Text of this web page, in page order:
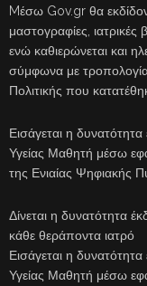
Mέσω Gov.gr θα
μαστογραφίες, ιατρικές
ενώ καθιερώνεται και
σύμφωνα με
Πολιτικής που
Εισάγεται η
Υγείας Μαθητή μέσω
της Ενιαίας Ψηφιακής
Δίνεται η δυνατότητα
κάθε θεράποντα ιατρό
Εισάγεται η
Υγείας Μαθητή μέσω